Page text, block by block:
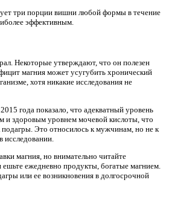
три порции вишни любой формы в течение
эффективным.
Некоторые утверждают, что он полезен
магния может усугубить хронический
хотя никакие исследования не
года показало, что адекватный уровень
и здоровым уровнем мочевой кислоты, что
Это относилось к мужчинам, но не к
магния, но внимательно читайте
ешьте ежедневно продукты, богатые магнием.
или ее возникновения в долгосрочной